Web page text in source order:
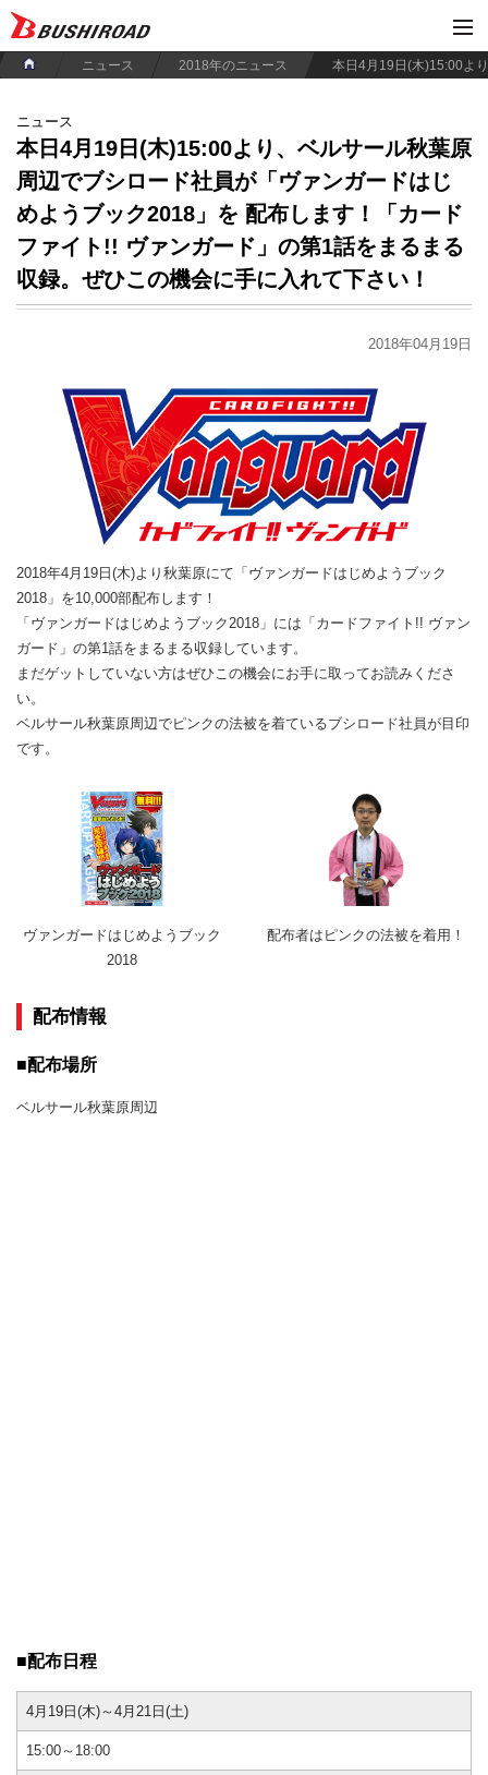
ニュース 2018年のニュース
ニュース
本日4月19日(木)15:00より、ベルサール秋葉原
周辺でブシロード社員が「ヴァンガードはじ
めようブック2018」を 配布します！「カード
ファイト!! ヴァンガード」の第1話をまるまる
収録。ぜひこの機会に手に入れて下さい！
2018年04月19日
2018年4月19日(木)より秋葉原にて「ヴァンガードはじめようブック
2018」を10,000部配布します！
「ヴァンガードはじめようブック2018」には「カードファイト!! ヴァン
ガード」の第1話をまるまる収録しています。
まだゲットしていない方はぜひこの機会にお手に取ってお読みくださ
い。
ベルサール秋葉原周辺でピンクの法被を着ているブシロード社員が目印
です。
ヴァンガードはじめようブック
2018
配布者はピンクの法被を着用！
配布情報
■配布場所
ベルサール秋葉原周辺
■配布日程
4月19日(木)～4月21日(土)
15:00～18:00